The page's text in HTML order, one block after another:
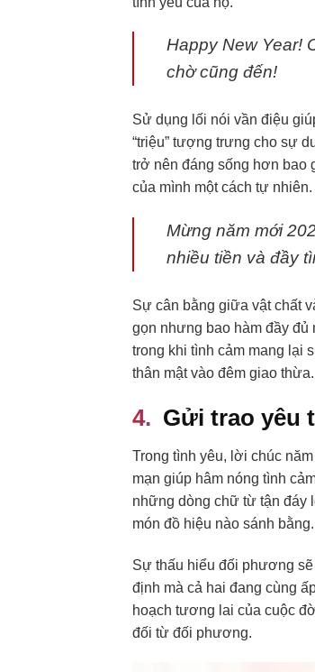
Happy New Year!
chờ cũng đến!
Sử dụng lối nói vần điệu
“triệu” tượng trưng cho sự
trở nên đáng sống hơn bao
của mình một cách tự nhiên.
Mừng năm mới
nhiều tiền và đầy
Sự cân bằng giữa vật chất
gọn nhưng bao hàm đầy
trong khi tình cảm mang lại
thân mật vào đêm giao thừa.
Gửi trao yêu
Trong tình yêu, lời chúc
mạn giúp hâm nóng tình
những dòng chữ từ tận đáy
món đồ hiệu nào sánh bằng.
Sự thấu hiểu đối phương
định mà cả hai đang cùng
hoạch tương lai của cuộc
đối từ đối phương.